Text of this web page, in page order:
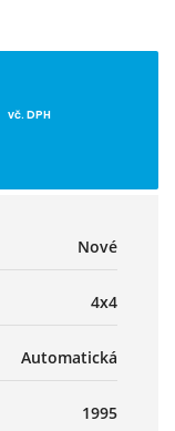
vč. DPH
Nové
4x4
Automatická
1995